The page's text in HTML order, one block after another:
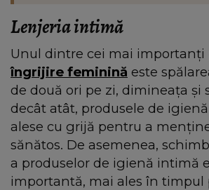
Lenjeria intimă
Unul dintre cei mai importanți
îngrijire feminină este
de două ori pe zi, dimineața și
decât atât, produsele de
alese cu grijă pentru a
sănătos. De asemenea,
a produselor de igienă intimă
importantă, mai ales în timpul